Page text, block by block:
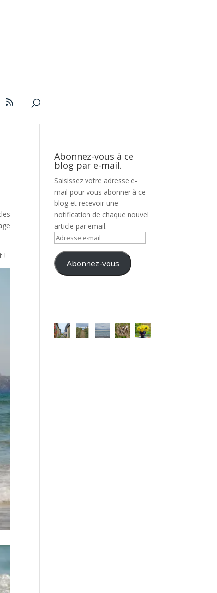
!
Abonnez-vous à ce
blog par e-mail.
Saisissez votre adresse e-
mail pour vous abonner à ce
blog et recevoir une
notification de chaque nouvel
article par email.
Adresse
mail Abonnez-vous